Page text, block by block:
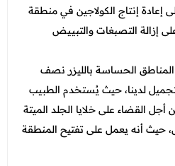
إعادة إنتاج الكولاجين في منطقة
إزالة التصبغات والتبييض
الحساسة بالليزر نصف
لدينا، حيث يُستخدم الطبيب
القضاء على خلايا الجلد الميتة
حيث أنه يعمل على تفتيح المنطقة